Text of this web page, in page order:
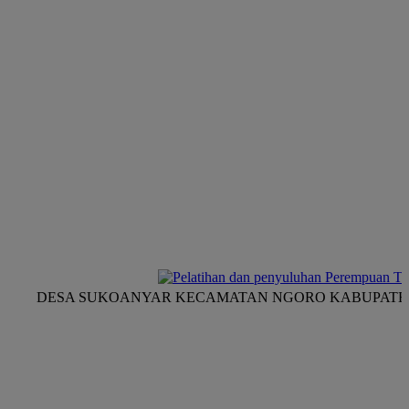
SUKOANYAR KECAMATAN NGORO KABUPATEN